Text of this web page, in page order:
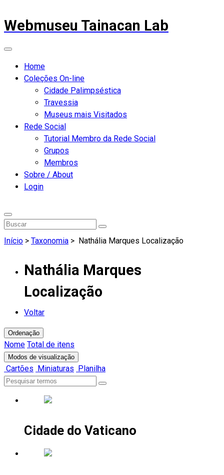
Webmuseu Tainacan Lab
Home
Coleções On-line
Cidade Palimpséstica
Travessia
Museus mais Visitados
Rede Social
Tutorial Membro da Rede Social
Grupos
Membros
Sobre / About
Login
Início > Taxonomia > Nathália Marques Localização
Nathália Marques
Localização
Voltar
Ordenação
Nome Total de itens
Modos de visualização
Cartões Miniaturas Planilha
Cidade do Vaticano